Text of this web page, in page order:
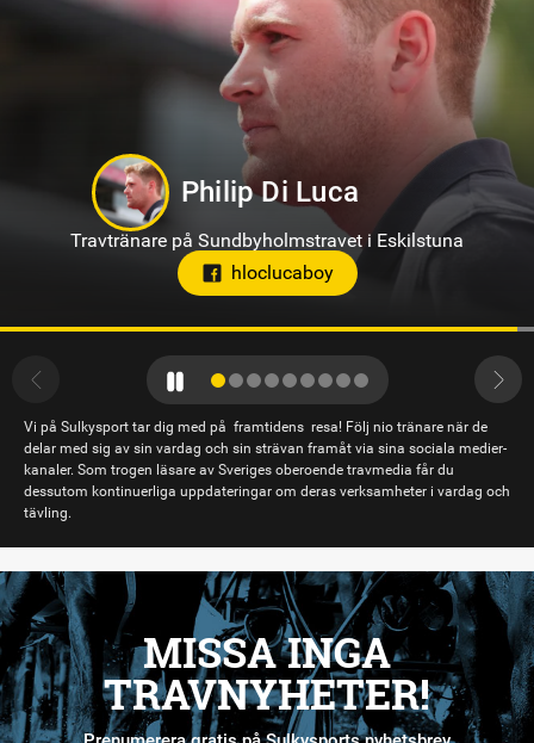
Kevin Oscarsson
Travtränare på Axevalla
Vi på Sulkysport tar dig med på framtidens resa! Följ nio tränare när de
delar med sig av sin vardag och sin strävan framåt via sina sociala medier-
kanaler. Som trogen läsare av Sveriges oberoende travmedia får du
dessutom kontinuerliga uppdateringar om deras verksamheter i vardag och
tävling.
MISSA INGA
TRAVNYHETER!